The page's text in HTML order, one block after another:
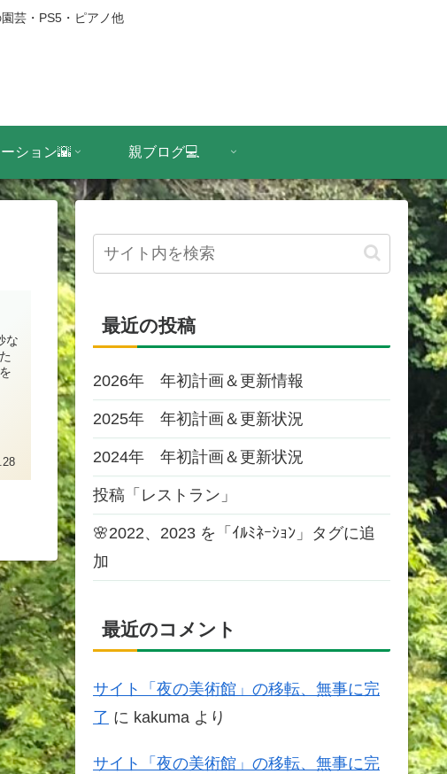
芸・PS5・ピアノ他
ション🌇 親ブログ💻
な
最近の投稿
2026年 年初計画＆更新情報
2025年 年初計画＆更新状況
2024年 年初計画＆更新状況
投稿「レストラン」
🌸2022、2023 を「ｲﾙﾐﾈｰｼｮﾝ」タグに追
加
最近のコメント
サイト「夜の美術館」の移転、無事に完
了 に kakuma より
サイト「夜の美術館」の移転、無事に完